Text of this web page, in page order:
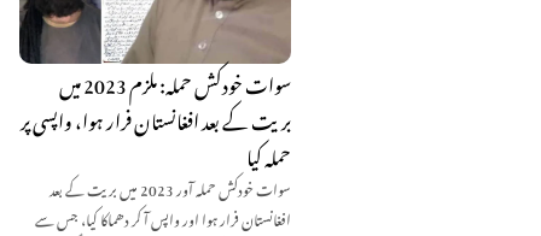
سوات خودکش حملہ: ملزم 2023 میں
بریت کے بعد افغانستان فرار ہوا، واپسی پر
حملہ کیا
سوات خودکش حملہ آور 2023 میں بریت کے بعد
افغانستان فرار ہوا اور واپس آ کر دھماکا کیا، جس سے